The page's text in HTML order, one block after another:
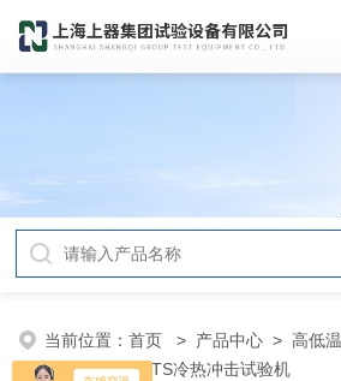
当前位置：首页 > 产品中心 >高低
击试验箱> STS冷热冲击试验机